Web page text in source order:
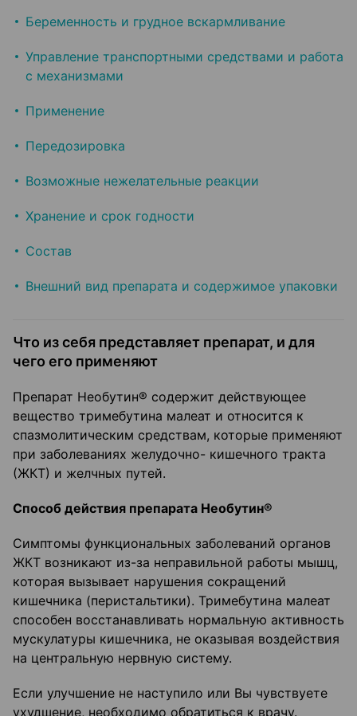
Беременность и грудное вскармливание
Управление транспортными средствами и работа
с механизмами
Применение
Передозировка
Возможные нежелательные реакции
Хранение и срок годности
Состав
Внешний вид препарата и содержимое упаковки
Что из себя представляет препарат, и для
чего его применяют
Препарат Необутин® содержит действующее
вещество тримебутина малеат и относится к
спазмолитическим средствам, которые применяют
при заболеваниях желудочно- кишечного тракта
(ЖКТ) и желчных путей.
Способ действия препарата Необутин®
Симптомы функциональных заболеваний органов
ЖКТ возникают из-за неправильной работы мышц,
которая вызывает нарушения сокращений
кишечника (перистальтики). Тримебутина малеат
способен восстанавливать нормальную активность
мускулатуры кишечника, не оказывая воздействия
на центральную нервную систему.
Если улучшение не наступило или Вы чувствуете
ухудшение, необходимо обратиться к врачу.